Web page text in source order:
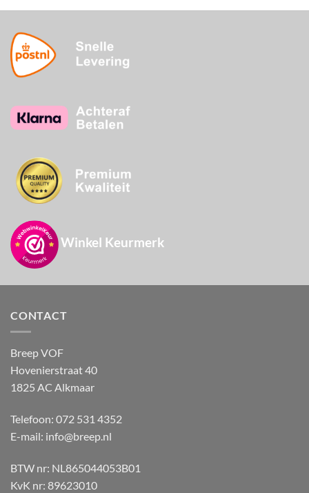
Winkel Keurmerk
CONTACT
Breep VOF
Hovenierstraat 40
1825 AC Alkmaar
Telefoon: 072 531 4352
E-mail: info@breep.nl
BTW nr: NL865044053B01
KvK nr: 89623010